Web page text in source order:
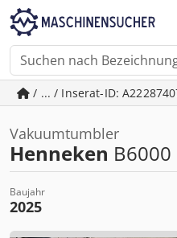
/ ... / Inserat-ID:
Vakuumtumbler
Henneken B6000
Baujahr
2025